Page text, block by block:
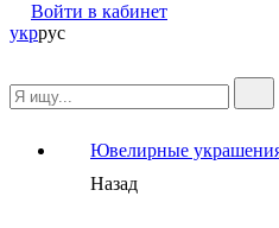
Войти в кабинет
укррус
Ювелирные
Назад